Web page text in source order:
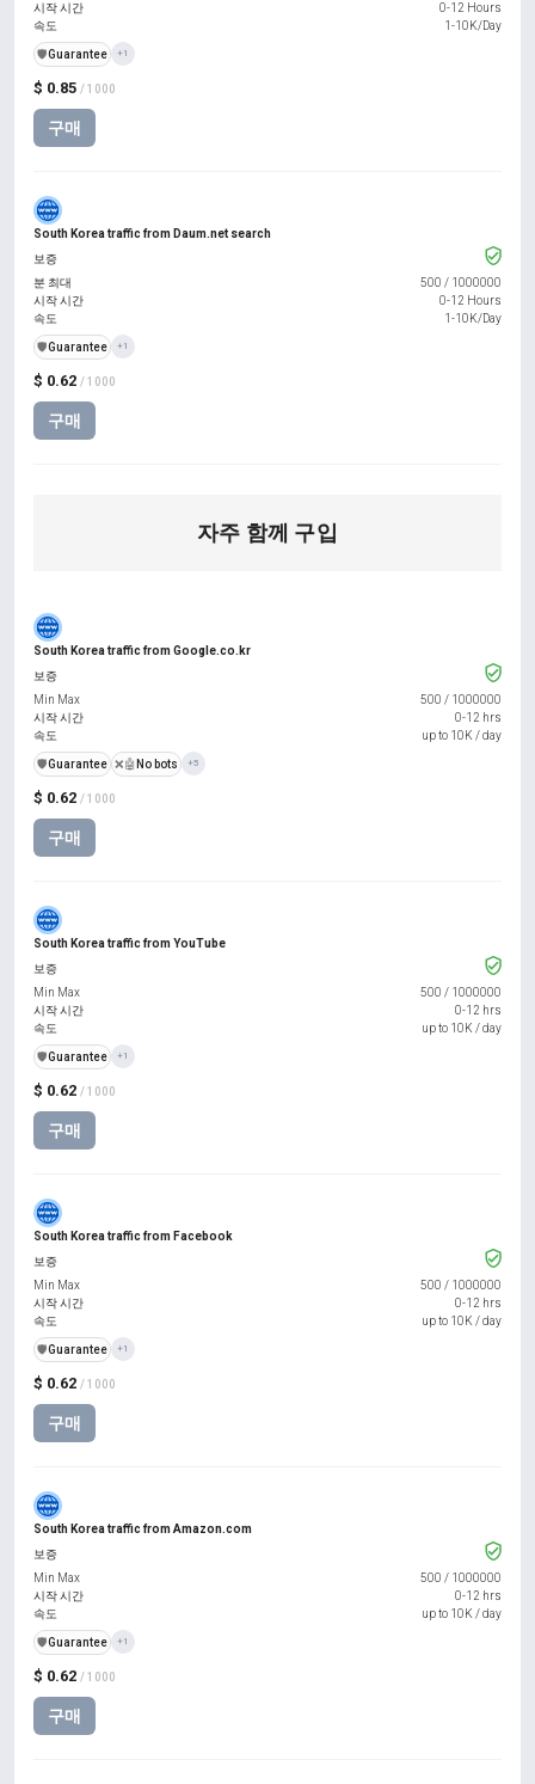
$ 0.85 / 1000
구매
시작 시간
0-12 Hours
속도
1-10K/Day
️🛡️Guarantee +1
South Korea traffic from Daum.net search
$ 0.62 / 1000
구매
보증
분 최대
500 / 1000000
시작 시간
0-12 Hours
속도
1-10K/Day
️🛡️Guarantee +1
자주 함께 구입
South Korea traffic from Google.co.kr
$ 0.62 / 1000
구매
보증
Min Max
500 / 1000000
시작 시간
0-12 hrs
속도
up to 10K / day
️🛡️Guarantee ❌🤖 No bots +5
South Korea traffic from YouTube
$ 0.62 / 1000
구매
보증
Min Max
500 / 1000000
시작 시간
0-12 hrs
속도
up to 10K / day
️🛡️Guarantee +1
South Korea traffic from Facebook
$ 0.62 / 1000
구매
보증
Min Max
500 / 1000000
시작 시간
0-12 hrs
속도
up to 10K / day
️🛡️Guarantee +1
South Korea traffic from Amazon.com
$ 0.62 / 1000
구매
보증
Min Max
500 / 1000000
시작 시간
0-12 hrs
속도
up to 10K / day
️🛡️Guarantee +1